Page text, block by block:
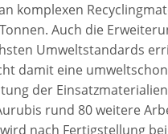
komplexen
Auch die
Umweltstandards
damit eine
der
rund 80 weitere
nach Fertigstellung